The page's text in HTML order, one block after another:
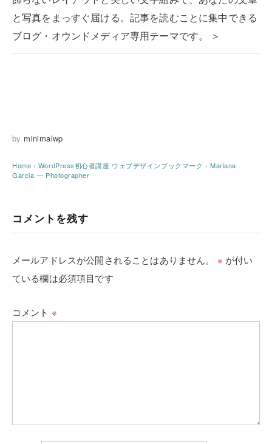
と写真をまっすぐ届ける。記事を読むことに集中できる
ブログ・オウンドメディア専用テーマです。 ＞
by minimalwp
Home › WordPress初心者講座 ウェブデザインブックマーク › Mariana
Garcia — Photographer
コメントを残す
メールアドレスが公開されることはありません。 ※ が付い
ている欄は必須項目です
コメント ※